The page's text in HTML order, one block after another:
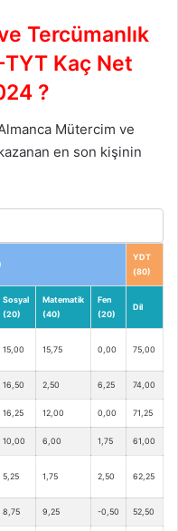
Tercümanlık
Kaç Net
?
Mütercim ve
en son kişinin
YDT
(80)
Sosyal
(20)
Matematik
(40)
Fen
(20)
Dil
15,00 15,75 0,00 75,00
16,50 2,50 6,25 74,00
16,25 12,00 0,00 71,25
10,00 6,00 1,75 61,00
5,25 1,75 2,50 62,25
8,75 9,25 -0,50 52,50